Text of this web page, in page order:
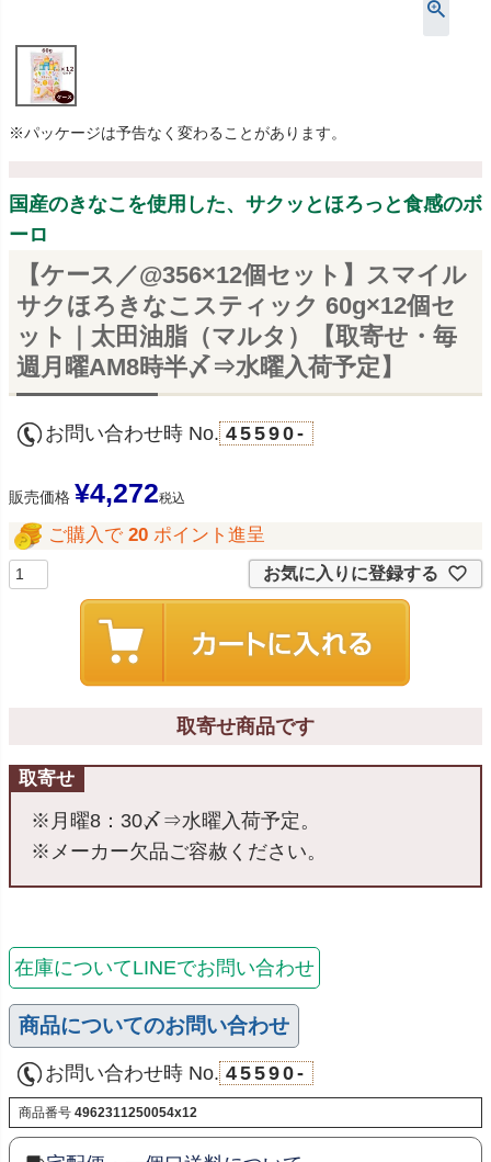
※パッケージは予告なく変わることがあります。
国産のきなこを使用した、サクッとほろっと食感のボ
ーロ
【ケース／@356×12個セット】スマイル
サクほろきなこスティック 60g×12個セ
ット｜太田油脂（マルタ）【取寄せ・毎
週月曜AM8時半〆⇒水曜入荷予定】
お問い合わせ時 No. 45590-
販売価格 ¥4,272税込
ご購入で 20 ポイント進呈
お気に入りに登録する
取寄せ商品です
取寄せ
※月曜8：30〆⇒水曜入荷予定。
※メーカー欠品ご容赦ください。
在庫についてLINEでお問い合わせ
商品についてのお問い合わせ
お問い合わせ時 No. 45590-
商品番号 4962311250054x12